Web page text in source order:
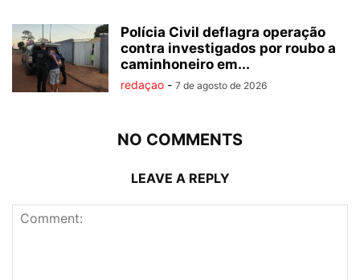
Polícia Civil deflagra operação
contra investigados por roubo a
caminhoneiro em...
redaçao - 7 de agosto de 2026
NO COMMENTS
LEAVE A REPLY